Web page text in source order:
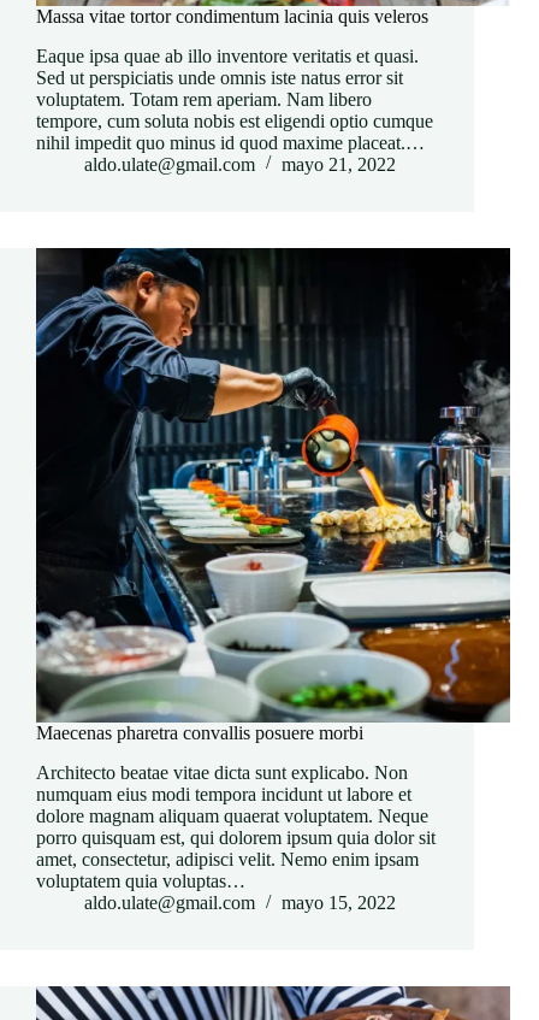
Massa vitae tortor condimentum lacinia quis veleros
Eaque ipsa quae ab illo inventore veritatis et quasi.
Sed ut perspiciatis unde omnis iste natus error sit
voluptatem. Totam rem aperiam. Nam libero
tempore, cum soluta nobis est eligendi optio cumque
nihil impedit quo minus id quod maxime placeat.…
aldo.ulate@gmail.com
mayo 21, 2022
Maecenas pharetra convallis posuere morbi
Architecto beatae vitae dicta sunt explicabo. Non
numquam eius modi tempora incidunt ut labore et
dolore magnam aliquam quaerat voluptatem. Neque
porro quisquam est, qui dolorem ipsum quia dolor sit
amet, consectetur, adipisci velit. Nemo enim ipsam
voluptatem quia voluptas…
aldo.ulate@gmail.com
mayo 15, 2022